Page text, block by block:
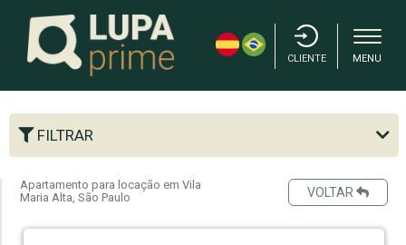
CLIENTE MENU
FILTRAR
Apartamento para locação em Vila
Maria Alta, São Paulo
VOLTAR